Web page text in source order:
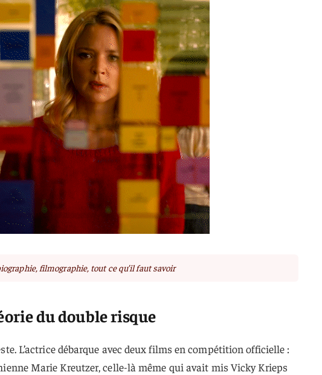
filmographie, tout ce qu’il faut savoir
du double risque
L’actrice débarque avec deux films en compétition officielle :
Marie Kreutzer, celle-là même qui avait mis Vicky Krieps